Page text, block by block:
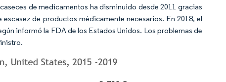
de medicamentos ha disminuido desde 2011 gracias
de productos médicamente necesarios. En 2018, el
informó la FDA de los Estados Unidos. Los problemas de